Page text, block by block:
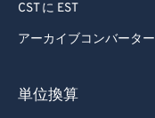
CST に EST
アーカイブコンバーター
単位換算